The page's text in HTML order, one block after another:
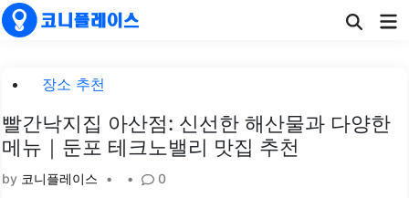
Skip
to
Posted장소 추천
빨간낙지집 아산점: 신선한 해산물과 다양한
메뉴｜둔포 테크노밸리 맛집 추천
by 코니플레이스 • • 0